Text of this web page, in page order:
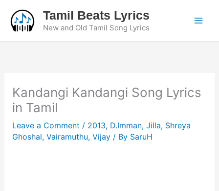
content
Tamil Beats Lyrics
New and Old Tamil Song Lyrics
Kandangi Kandangi Song Lyrics
in Tamil
Leave a Comment / 2013, D.Imman, Jilla, Shreya
Ghoshal, Vairamuthu, Vijay/ By SaruH